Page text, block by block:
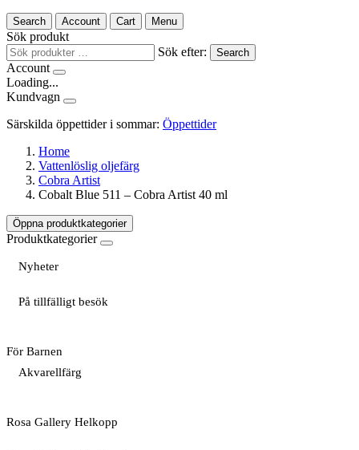
Search Account Cart Menu
Sök produkt
Sök efter:
Search
Account
Loading...
Kundvagn
Särskilda öppettider i sommar: Öppettider
Home
Vattenlöslig oljefärg
Cobra Artist
Cobalt Blue 511 – Cobra Artist 40 ml
Öppna produktkategorier
Produktkategorier
Nyheter
På tillfälligt besök
För Barnen
Akvarellfärg
Rosa Gallery Helkopp